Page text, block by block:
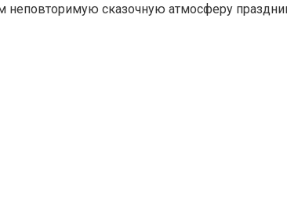
сказочную атмосферу